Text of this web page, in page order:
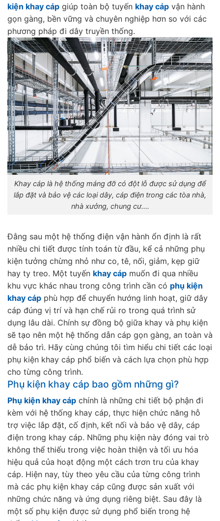
kiện khay cáp giúp toàn bộ tuyến khay cáp vận hành
gọn gàng, bền vững và chuyên nghiệp hơn so với các
phương pháp đi dây truyền thống.
Khay cáp là hệ thống máng đỡ có đột lỗ được sử dụng để
lắp đặt và bảo vệ các loại dây, cáp điện trong các tòa nhà,
nhà xưởng, chung cư....
Đằng sau một hệ thống điện vận hành ổn định là rất
nhiều chi tiết được tính toán từ đầu, kể cả những phụ
kiện tưởng chừng nhỏ như co, tê, nối, giảm, kẹp giữ
hay ty treo. Một tuyến khay cáp muốn đi qua nhiều
khu vực khác nhau trong công trình cần có phụ kiện
khay cáp phù hợp để chuyển hướng linh hoạt, giữ dây
cáp đúng vị trí và hạn chế rủi ro trong quá trình sử
dụng lâu dài. Chính sự đồng bộ giữa khay và phụ kiện
sẽ tạo nên một hệ thống dẫn cáp gọn gàng, an toàn và
dễ bảo trì. Hãy cùng chúng tôi tìm hiểu chi tiết các loại
phụ kiện khay cáp phổ biến và cách lựa chọn phù hợp
cho từng công trình.
Phụ kiện khay cáp bao gồm những gì?
Phụ kiện khay cáp chính là những chi tiết bộ phận đi
kèm với hệ thống khay cáp, thực hiện chức năng hỗ
trợ việc lắp đặt, cố định, kết nối và bảo vệ dây, cáp
điện trong khay cáp. Những phụ kiện này đóng vai trò
không thể thiếu trong việc hoàn thiện và tối ưu hóa
hiệu quả của hoạt động một cách trơn tru của khay
cáp. Hiện nay, tùy theo yêu cầu của từng công trình
mà các phụ kiện khay cáp cũng được sản xuất với
những chức năng và ứng dụng riêng biệt. Sau đây là
một số phụ kiện được sử dụng phổ biến trong hệ